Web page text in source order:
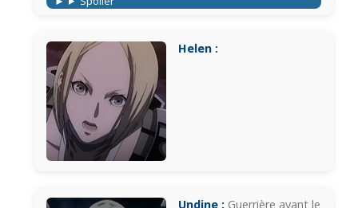
Helen :
Undine : Guerrière ayant le